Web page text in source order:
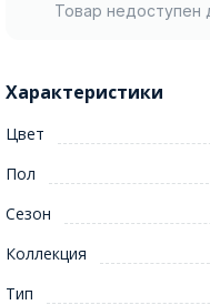
Товар недоступен
Характеристики
Цвет
Пол
Сезон
Коллекция
Тип